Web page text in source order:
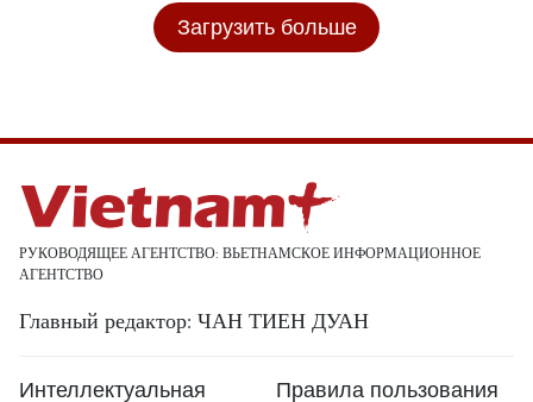
Загрузить больше
РУКОВОДЯЩЕЕ АГЕНТСТВО: ВЬЕТНАМСКОЕ ИНФОРМАЦИОННОЕ
АГЕНТСТВО
Главный редактор: ЧАН ТИЕН ДУАН
Интеллектуальная Правила пользования